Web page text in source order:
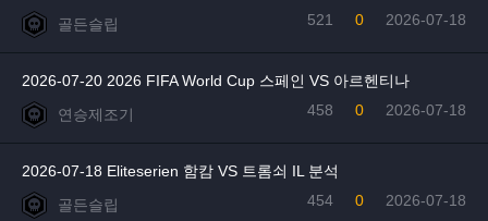
골든슬립
2026-07-18
0
521
2026-07-20 2026 FIFA World Cup 스페인 VS 아르헨티나
연승제조기
2026-07-18
0
458
2026-07-18 Eliteserien 함캄 VS 트롬쇠 IL 분석
골든슬립
2026-07-18
0
454